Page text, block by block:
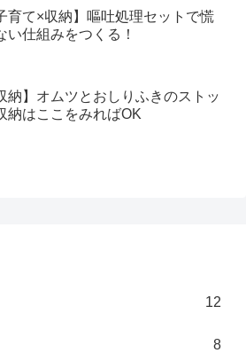
育て×収納】嘔吐処理セットで慌
い仕組みをつくる！
納】オムツとおしりふきのストッ
納はここをみればOK
12
8